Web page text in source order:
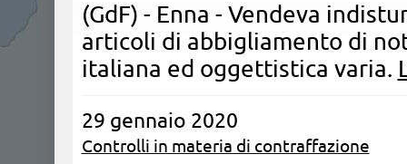
(GdF) - Enna - Vendeva
articoli di abbigliamento di
italiana ed oggettistica varia.
29 gennaio 2020
Controlli in materia di contraffazione